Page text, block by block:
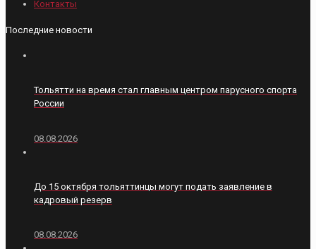
Контакты
Последние новости
Тольятти на время стал главным центром парусного спорта
России
08.08.2026
До 15 октября тольяттинцы могут подать заявление в
кадровый резерв
08.08.2026